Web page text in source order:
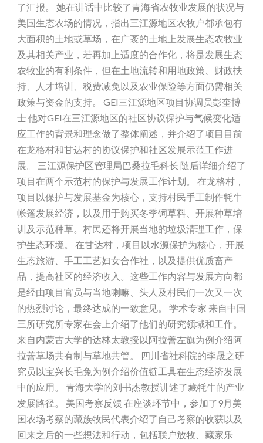
了汇报。 她在讲话中比较了青海省农牧业发展的状况与
美国生态农场的情况，指出三江源地区农牧户都承包有
大面积的土地或草场，在广袤的土地上发展生态农牧业
及其相关产业，若再加上适度的合作化，将是发展生态
农牧业的有利条件，但在土地流转和用地政策、财政扶
持、人才培训、税费减免以及农业保险等方面仍需相关
政策与资金的支持。 GEI三江源地区项目协调员彭奎博
士 他对GEI在三江源地区的社区协议保护与气候变化适
应工作的背景和理念做了整体阐述，并介绍了项目目前
在龙格村和甘达村的协议保护和社区发展示范工作进
展。 三江源保护区管理局巴桑拉毛科长 随后详细介绍了
项目在两个示范村的保护与发展工作计划。 在龙格村，
项目以保护与发展基金为核心，支持村民手工制作牦牛
帐篷发展经济，以及用于购买冬季饲草料、开展种草培
训及示范种草。村民还将开展当地的垃圾清理工作，保
护生态环境。 在甘达村，项目以水源保护为核心，开展
生态旅游、手工工艺妇女合作社，以及提供优质畜产
品，提高社区的经济收入。这些工作内容与发展方向都
是经由项目官员与当地喇嘛、头人及村民们一次又一次
的热烈讨论，最终达成的一致意见。 学术专家 来自中国
三所研究所专家在会上介绍了他们的研究领域和工作。
来自内蒙古大学的达林太教授以阿拉善左旗为例介绍阿
拉善草场共有制与草地共管。 四川省社科院的李晟之研
究员以宝兴长毛兔为例介绍价值链工具在生态经济发展
中的应用。 青海大学的刘书杰教授讲述了藏牦牛的产业
发展路径。 美国考察反馈 在座谈环节中，参加了9月美
国农场考察的藏族牧民代表介绍了自己考察的收获以及
回来之后的一些想法和行动，包括联户放牧、藏家乐